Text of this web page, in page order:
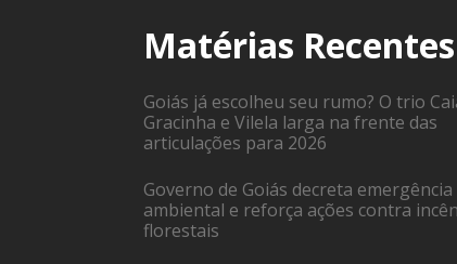
Matérias Recentes
Goiás já escolheu seu rumo? O trio
Gracinha e Vilela larga na frente das
articulações para 2026
Governo de Goiás decreta emergência
ambiental e reforça ações contra
florestais